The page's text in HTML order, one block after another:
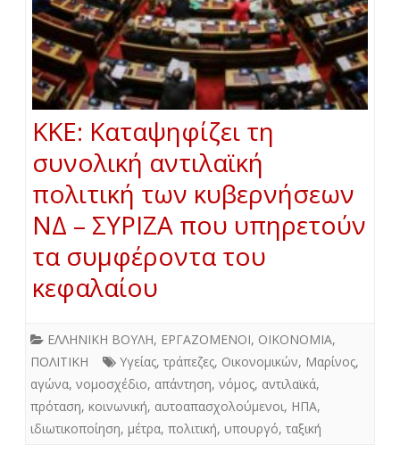
ΚΚΕ: Καταψηφίζει τη
συνολική αντιλαϊκή
πολιτική των κυβερνήσεων
ΝΔ – ΣΥΡΙΖΑ που υπηρετούν
τα συμφέροντα του
κεφαλαίου
ΕΛΛΗΝΙΚΗ ΒΟΥΛΗ, ΕΡΓΑΖΟΜΕΝΟΙ, ΟΙΚΟΝΟΜΙΑ,
ΠΟΛΙΤΙΚΗ
Υγείας, τράπεζες, Οικονομικών, Μαρίνος,
αγώνα, νομοσχέδιο, απάντηση, νόμος, αντιλαϊκά,
πρόταση, κοινωνική, αυτοαπασχολούμενοι, ΗΠΑ,
ιδιωτικοποίηση, μέτρα, πολιτική, υπουργό, ταξική